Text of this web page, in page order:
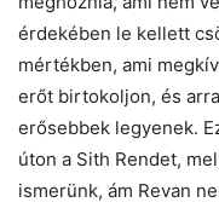
érdekében le kellett
mértékben, ami
erőt birtokoljon, és
erősebbek legyenek.
úton a Sith Rendet,
ismerünk, ám Revan